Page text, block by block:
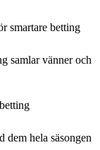
smartare betting
samlar vänner och
dem hela säsongen